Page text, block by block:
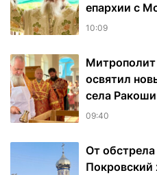
епархии с
10:09
освятил
села
09:40
От
Покровский